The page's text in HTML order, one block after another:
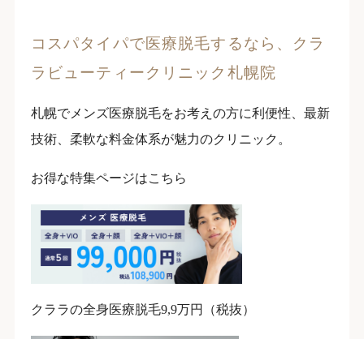
コスパタイパで医療脱毛するなら、クラ
ラビューティークリニック札幌院
札幌でメンズ医療脱毛をお考えの方に利便性、最新
技術、柔軟な料金体系が魅力のクリニック。
お得な特集ページはこちら
クララの全身医療脱毛9,9万円（税抜）